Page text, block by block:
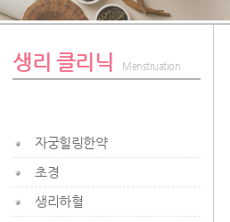
생리 클리닉 Menstruation
자궁힐링한약
초경
생리하혈